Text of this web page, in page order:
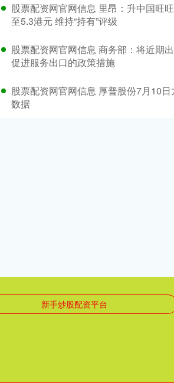
股票配资网官网信息 里昂：升中国旺
至5.3港元 维持“持有”评级
股票配资网官网信息 商务部：将近期
促进服务出口的政策措施
股票配资网官网信息 厚普股份7月10日
数据
新手炒股配资平台